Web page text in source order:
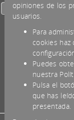
Transferencia
opiniones de los
usuarios.
Para
cookies haz
Puedes
nuestra
Pulsa el
que has
presentada.